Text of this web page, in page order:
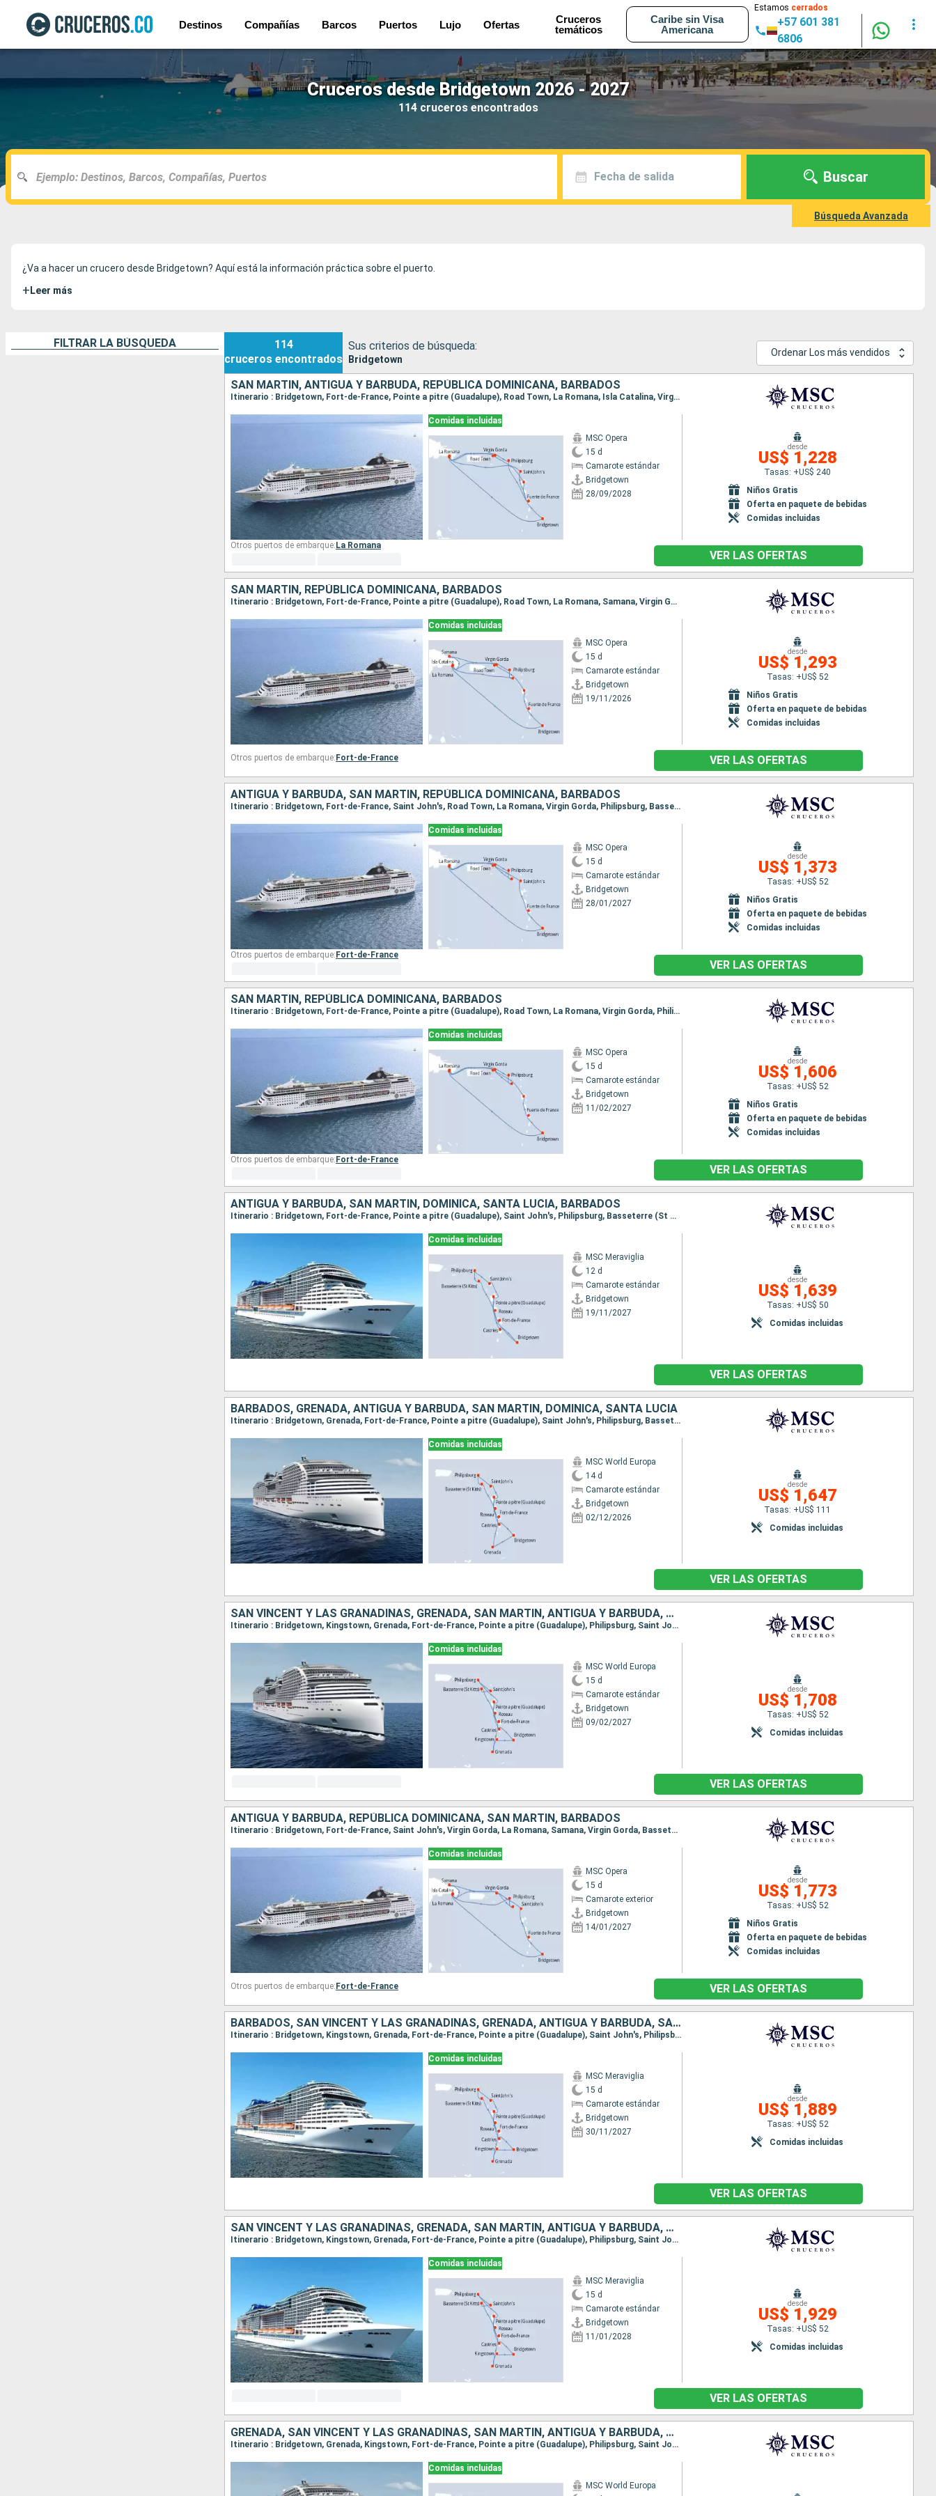
Destinos Compañías Barcos Puertos Lujo Ofertas
Cruceros
temáticos
Caribe sin Visa
Americana
Estamos cerrados
+57 601 381
6806
Cruceros desde Bridgetown 2026 - 2027
114 cruceros encontrados
Fecha de salida Buscar
Búsqueda Avanzada
¿Va a hacer un crucero desde Bridgetown? Aquí está la información práctica sobre el puerto.
+ Leer más
FILTRAR LA BÚSQUEDA
114
cruceros encontrados
Sus criterios de búsqueda:
Bridgetown
Ordenar Los más vendidos
SAN MARTÍN, ANTIGUA Y BARBUDA, REPÚBLICA DOMINICANA, BARBADOS
Itinerario : Bridgetown, Fort-de-France, Pointe a pitre (Guadalupe), Road Town, La Romana, Isla Catalina, Virgin Gorda, Philipsburg, Fort-de-France, Saint John's, La Romana, Isla Catalina, Bridgetown
Comidas incluidas
MSC Opera
15 d
Camarote estándar
Bridgetown
28/09/2028
desde
US$ 1,228
Tasas: +US$ 240
Niños Gratis
Oferta en paquete de bebidas
Comidas incluidas
Otros puertos de embarque: La Romana
VER LAS OFERTAS
SAN MARTÍN, REPÚBLICA DOMINICANA, BARBADOS
Itinerario : Bridgetown, Fort-de-France, Pointe a pitre (Guadalupe), Road Town, La Romana, Samana, Virgin Gorda, Philipsburg, Basseterre (St Kitts), Isla Catalina, La Romana, Isla Catalina, Bridgetown
Comidas incluidas
MSC Opera
15 d
Camarote estándar
Bridgetown
19/11/2026
desde
US$ 1,293
Tasas: +US$ 52
Niños Gratis
Oferta en paquete de bebidas
Comidas incluidas
Otros puertos de embarque: Fort-de-France VER LAS OFERTAS
ANTIGUA Y BARBUDA, SAN MARTÍN, REPÚBLICA DOMINICANA, BARBADOS
Itinerario : Bridgetown, Fort-de-France, Saint John's, Road Town, La Romana, Virgin Gorda, Philipsburg, Basseterre (St Kitts), Road Town, Isla Catalina, La Romana, Isla Catalina, Bridgetown
Comidas incluidas
MSC Opera
15 d
Camarote estándar
Bridgetown
28/01/2027
desde
US$ 1,373
Tasas: +US$ 52
Niños Gratis
Oferta en paquete de bebidas
Comidas incluidas
Otros puertos de embarque: Fort-de-France
VER LAS OFERTAS
SAN MARTÍN, REPÚBLICA DOMINICANA, BARBADOS
Itinerario : Bridgetown, Fort-de-France, Pointe a pitre (Guadalupe), Road Town, La Romana, Virgin Gorda, Philipsburg, Basseterre (St Kitts), Road Town, Isla Catalina, La Romana, Isla Catalina, Bridgetown
Comidas incluidas
MSC Opera
15 d
Camarote estándar
Bridgetown
11/02/2027
desde
US$ 1,606
Tasas: +US$ 52
Niños Gratis
Oferta en paquete de bebidas
Comidas incluidas
Otros puertos de embarque: Fort-de-France
VER LAS OFERTAS
ANTIGUA Y BARBUDA, SAN MARTÍN, DOMINICA, SANTA LUCIA, BARBADOS
Itinerario : Bridgetown, Fort-de-France, Pointe a pitre (Guadalupe), Saint John's, Philipsburg, Basseterre (St Kitts), Roseau, Fort-de-France, Pointe a pitre (Guadalupe), Castries, Bridgetown
Comidas incluidas
MSC Meraviglia
12 d
Camarote estándar
Bridgetown
19/11/2027
desde
US$ 1,639
Tasas: +US$ 50
Comidas incluidas
VER LAS OFERTAS
BARBADOS, GRENADA, ANTIGUA Y BARBUDA, SAN MARTÍN, DOMINICA, SANTA LUCIA
Itinerario : Bridgetown, Grenada, Fort-de-France, Pointe a pitre (Guadalupe), Saint John's, Philipsburg, Basseterre (St Kitts), Roseau, Fort-de-France, Pointe a pitre (Guadalupe), Castries, Bridgetown
Comidas incluidas
MSC World Europa
14 d
Camarote estándar
Bridgetown
02/12/2026
desde
US$ 1,647
Tasas: +US$ 111
Comidas incluidas
VER LAS OFERTAS
SAN VINCENT Y LAS GRANADINAS, GRENADA, SAN MARTÍN, ANTIGUA Y BARBUDA, DOMINICA, SANTA LUCIA, BARBADOS
Itinerario : Bridgetown, Kingstown, Grenada, Fort-de-France, Pointe a pitre (Guadalupe), Philipsburg, Saint John's, Basseterre (St Kitts), Roseau, Fort-de-France, Pointe a pitre (Guadalupe), Castries, Bridgetown
Comidas incluidas
MSC World Europa
15 d
Camarote estándar
Bridgetown
09/02/2027
desde
US$ 1,708
Tasas: +US$ 52
Comidas incluidas
VER LAS OFERTAS
ANTIGUA Y BARBUDA, REPÚBLICA DOMINICANA, SAN MARTÍN, BARBADOS
Itinerario : Bridgetown, Fort-de-France, Saint John's, Virgin Gorda, La Romana, Samana, Virgin Gorda, Basseterre (St Kitts), Philipsburg, Isla Catalina, La Romana, Isla Catalina, Bridgetown
Comidas incluidas
MSC Opera
15 d
Camarote exterior
Bridgetown
14/01/2027
desde
US$ 1,773
Tasas: +US$ 52
Niños Gratis
Oferta en paquete de bebidas
Comidas incluidas
Otros puertos de embarque: Fort-de-France VER LAS OFERTAS
BARBADOS, SAN VINCENT Y LAS GRANADINAS, GRENADA, ANTIGUA Y BARBUDA, SAN MARTÍN, DOMINICA, SANTA LUCIA
Itinerario : Bridgetown, Kingstown, Grenada, Fort-de-France, Pointe a pitre (Guadalupe), Saint John's, Philipsburg, Basseterre (St Kitts), Roseau, Fort-de-France, Pointe a pitre (Guadalupe), Castries, Bridgetown
Comidas incluidas
MSC Meraviglia
15 d
Camarote estándar
Bridgetown
30/11/2027
desde
US$ 1,889
Tasas: +US$ 52
Comidas incluidas
VER LAS OFERTAS
SAN VINCENT Y LAS GRANADINAS, GRENADA, SAN MARTÍN, ANTIGUA Y BARBUDA, DOMINICA, SANTA LUCIA, BARBADOS
Itinerario : Bridgetown, Kingstown, Grenada, Fort-de-France, Pointe a pitre (Guadalupe), Philipsburg, Saint John's, Basseterre (St Kitts), Roseau, Fort-de-France, Pointe a pitre (Guadalupe), Castries, Bridgetown
Comidas incluidas
MSC Meraviglia
15 d
Camarote estándar
Bridgetown
11/01/2028
desde
US$ 1,929
Tasas: +US$ 52
Comidas incluidas
VER LAS OFERTAS
GRENADA, SAN VINCENT Y LAS GRANADINAS, SAN MARTÍN, ANTIGUA Y BARBUDA, DOMINICA, SANTA LUCIA, BARBADOS
Itinerario : Bridgetown, Grenada, Kingstown, Fort-de-France, Pointe a pitre (Guadalupe), Philipsburg, Saint John's, Basseterre (St Kitts), Roseau, Fort-de-France, Pointe a pitre (Guadalupe), Castries, Bridgetown
Comidas incluidas
MSC World Europa